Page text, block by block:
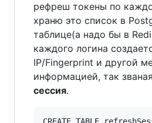
рефреш токены по
храню это список в
таблице(а надо бы в
каждого логина
IP/Fingerprint и другой
информацией, так званая
сессия.